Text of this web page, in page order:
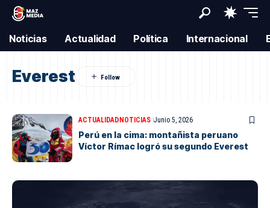
Noticias Actualidad Política Internacional
Everest
ACTUALIDADNOTICIAS Junio 5, 2026
Perú en la cima: montañista peruano
Víctor Rímac logró su segundo Everest